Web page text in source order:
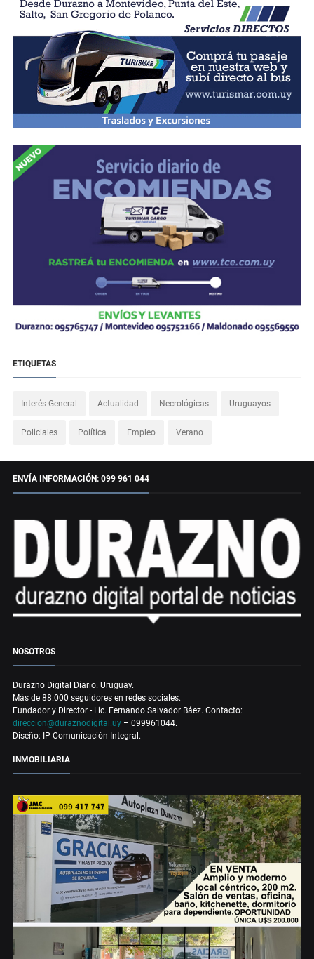
ETIQUETAS
Interés General Actualidad Necrológicas Uruguayos
Policiales Política Empleo Verano
ENVÍA INFORMACIÓN: 099 961 044
NOSOTROS
Durazno Digital Diario. Uruguay.
Más de 88.000 seguidores en redes sociales.
Fundador y Director - Lic. Fernando Salvador Báez. Contacto:
direccion@duraznodigital.uy – 099961044.
Diseño: IP Comunicación Integral.
INMOBILIARIA